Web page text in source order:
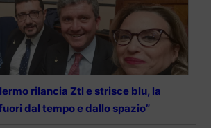
rilancia Ztl e strisce blu, la
dal tempo e dallo spazio”